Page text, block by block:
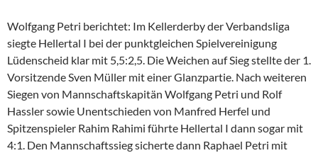
Wolfgang Petri berichtet: Im Kellerderby der Verbandsliga
siegte Hellertal I bei der punktgleichen Spielvereinigung
Lüdenscheid klar mit 5,5:2,5. Die Weichen auf Sieg stellte der 1.
Vorsitzende Sven Müller mit einer Glanzpartie. Nach weiteren
Siegen von Mannschaftskapitän Wolfgang Petri und Rolf
Hassler sowie Unentschieden von Manfred Herfel und
Spitzenspieler Rahim Rahimi führte Hellertal I dann sogar mit
4:1. Den Mannschaftssieg sicherte dann Raphael Petri mit